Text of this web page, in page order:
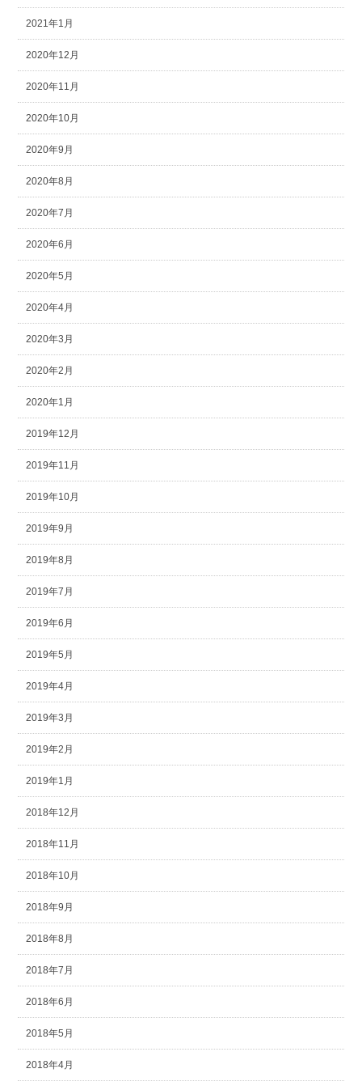
2021年1月
2020年12月
2020年11月
2020年10月
2020年9月
2020年8月
2020年7月
2020年6月
2020年5月
2020年4月
2020年3月
2020年2月
2020年1月
2019年12月
2019年11月
2019年10月
2019年9月
2019年8月
2019年7月
2019年6月
2019年5月
2019年4月
2019年3月
2019年2月
2019年1月
2018年12月
2018年11月
2018年10月
2018年9月
2018年8月
2018年7月
2018年6月
2018年5月
2018年4月